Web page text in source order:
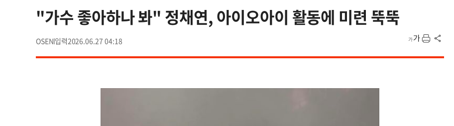
"가수 좋아하나 봐" 정채연, 아이오아이 활동에 미련 뚝뚝
OSEN 2026.06.27 04:18